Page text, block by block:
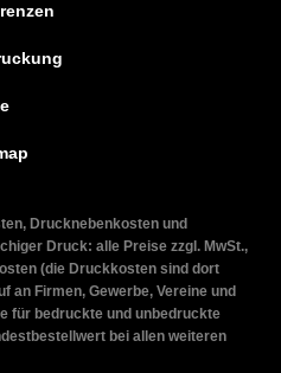
Drucknebenkosten und
Druck: alle Preise zzgl. MwSt.,
(die Druckkosten sind dort
an Firmen, Gewerbe, Vereine und
für bedruckte und unbedruckte
bei allen weiteren